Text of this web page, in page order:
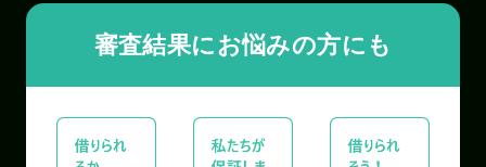
審査結果にお悩みの方にも